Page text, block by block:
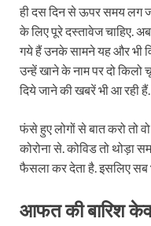
ही दस दिन से ऊपर समय लग
के लिए पूरे दस्तावेज चाहिए.
गये हैं उनके सामने यह और भी
उन्हें खाने के नाम पर दो किलो
दिये जाने की खबरें भी आ रही हैं.
फंसे हुए लोगों से बात करो तो
कोरोना से. कोविड तो थोड़ा
फैसला कर देता है. इसलिए सब
आफत की बारिश